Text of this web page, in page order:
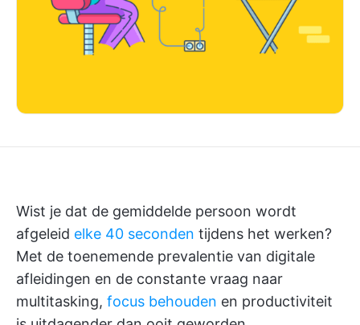
Wist je dat de gemiddelde persoon wordt
afgeleid elke 40 seconden tijdens het werken?
Met de toenemende prevalentie van digitale
afleidingen en de constante vraag naar
multitasking, focus behouden en productiviteit